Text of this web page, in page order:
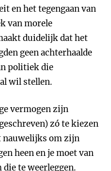
en het tegengaan van
van morele
duidelijk dat het
geen achterhaalde
politiek die
wil stellen.
vermogen zijn
zó te kiezen
nauwelijks om zijn
heen en je moet van
te weerleggen.